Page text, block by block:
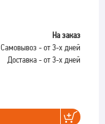
На заказ
Самовывоз - от 3-х дней
Доставка - от 3-х дней